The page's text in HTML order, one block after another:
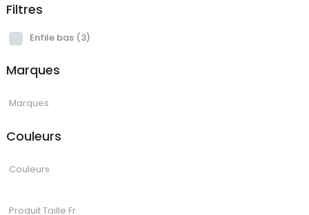
Filtres
Enfile bas (3)
Marques
Couleurs